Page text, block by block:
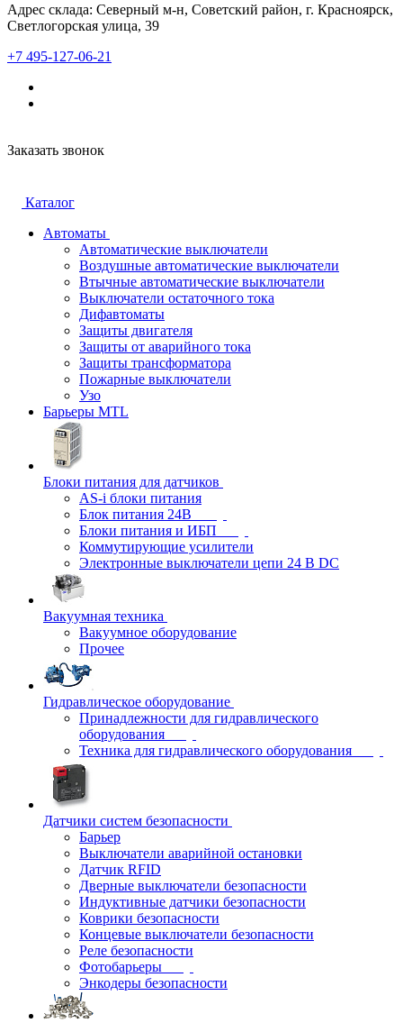
Адрес склада: Северный м-н, Советский район, г. Красноярск,
Светлогорская улица, 39
+7 495-127-06-21
Заказать звонок
Каталог
Автоматы
Автоматические выключатели
Воздушные автоматические выключатели
Втычные автоматические выключатели
Выключатели остаточного тока
Дифавтоматы
Защиты двигателя
Защиты от аварийного тока
Защиты трансформатора
Пожарные выключатели
Узо
Барьеры MTL
Блоки питания для датчиков
AS-i блоки питания
Блок питания 24В
Блоки питания и ИБП
Коммутирующие усилители
Электронные выключатели цепи 24 В DC
Вакуумная техника
Вакуумное оборудование
Прочее
Гидравлическое оборудование
Принадлежности для гидравлического
оборудования
Техника для гидравлического оборудования
Датчики систем безопасности
Барьер
Выключатели аварийной остановки
Датчик RFID
Дверные выключатели безопасности
Индуктивные датчики безопасности
Коврики безопасности
Концевые выключатели безопасности
Реле безопасности
Фотобарьеры
Энкодеры безопасности